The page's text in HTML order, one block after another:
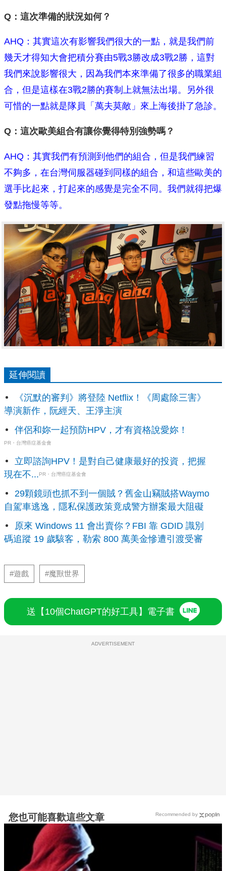
Q：這次準備的狀況如何？
AHQ：其實這次有影響我們很大的一點，就是我們前
幾天才得知大會把積分賽由5戰3勝改成3戰2勝，這對
我們來說影響很大，因為我們本來準備了很多的職業組
合，但是這樣在3戰2勝的賽制上就無法出場。另外很
可惜的一點就是隊員「萬夫莫敵」來上海後掛了急診。
Q：這次歐美組合有讓你覺得特別強勢嗎？
AHQ：其實我們有預測到他們的組合，但是我們練習
不夠多，在台灣伺服器碰到同樣的組合，和這些歐美的
選手比起來，打起來的感覺是完全不同。我們就得把爆
發點拖慢等等。
延伸閱讀
《沉默的審判》將登陸 Netflix！《周處除三害》
導演新作，阮經天、王淨主演
伴侶和妳一起預防HPV，才有資格說愛妳！
PR・台灣癌症基金會
立即諮詢HPV！是對自己健康最好的投資，把握
現在不...PR・台灣癌症基金會
29顆鏡頭也抓不到一個賊？舊金山竊賊搭Waymo
自駕車逃逸，隱私保護政策竟成警方辦案最大阻礙
原來 Windows 11 會出賣你？FBI 靠 GDID 識別
碼追蹤 19 歲駭客，勒索 800 萬美金慘遭引渡受審
#遊戲 #魔獸世界
送【10個ChatGPT的好工具】電子書
ADVERTISEMENT
您也可能喜歡這些文章 Recommended by